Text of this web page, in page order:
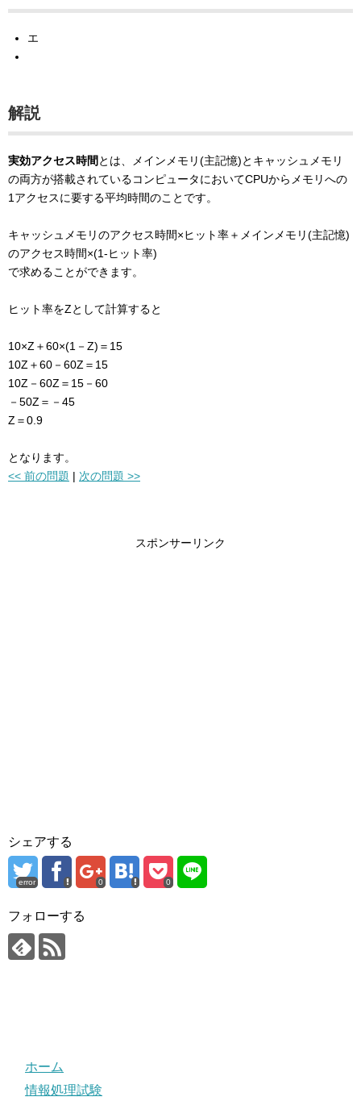
エ
解説
実効アクセス時間 とは、メインメモリ(主記憶)とキャッシュメモリ
の両方が搭載されているコンピュータにおいてCPUからメモリへの
1アクセスに要する平均時間のことです。
キャッシュメモリのアクセス時間×ヒット率＋メインメモリ(主記憶)
のアクセス時間×(1-ヒット率)
で求めることができます。
ヒット率をZとして計算すると
10×Z＋60×(1－Z)＝15
10Z＋60－60Z＝15
10Z－60Z＝15－60
－50Z＝－45
Z＝0.9
となります。
<< 前の問題 | 次の問題 >>
スポンサーリンク
シェアする
error 0 0
フォローする
ホーム
情報処理試験